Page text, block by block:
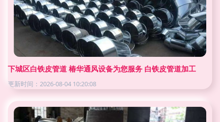
下城区白铁皮管道 椿华通风设备为您服务 白铁皮管道加工
更新时间：2026-08-04 10:20:08